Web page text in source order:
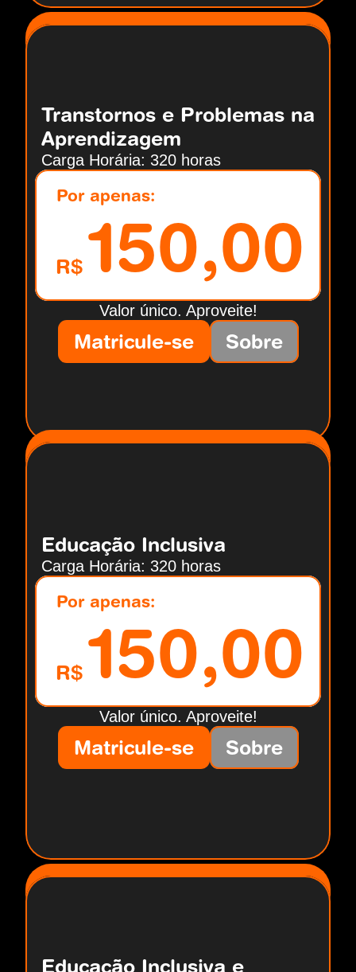
Transtornos e Problemas na
Aprendizagem
Carga Horária: 320 horas
R$ 150,00
Por apenas:
Valor único. Aproveite!
Matricule-se Sobre
Educação Inclusiva
Carga Horária: 320 horas
R$ 150,00
Por apenas:
Valor único. Aproveite!
Matricule-se Sobre
Educação Inclusiva e